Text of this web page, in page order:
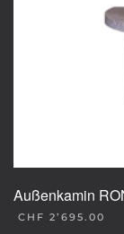
Außenkamin
CHF 2’695.00